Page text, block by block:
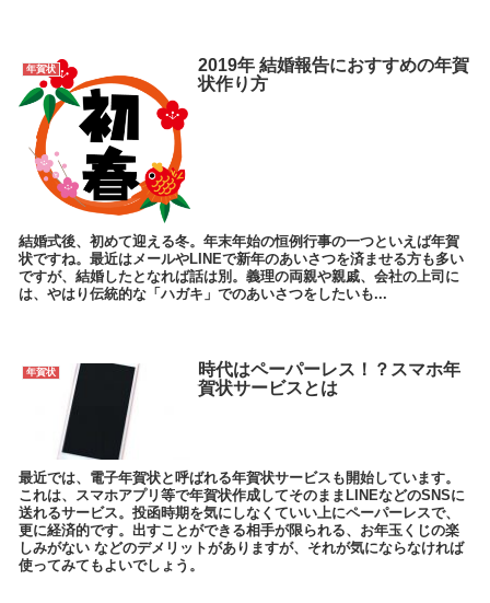
年賀状
2019年 結婚報告におすすめの年賀
状作り方
結婚式後、初めて迎える冬。年末年始の恒例行事の一つといえば年賀
状ですね。最近はメールやLINEで新年のあいさつを済ませる方も多い
ですが、結婚したとなれば話は別。義理の両親や親戚、会社の上司に
は、やはり伝統的な「ハガキ」でのあいさつをしたいも...
年賀状
時代はペーパーレス！？スマホ年
賀状サービスとは
最近では、電子年賀状と呼ばれる年賀状サービスも開始しています。
これは、スマホアプリ等で年賀状作成してそのままLINEなどのSNSに
送れるサービス。投函時期を気にしなくていい上にペーパーレスで、
更に経済的です。出すことができる相手が限られる、お年玉くじの楽
しみがない などのデメリットがありますが、それが気にならなければ
使ってみてもよいでしょう。